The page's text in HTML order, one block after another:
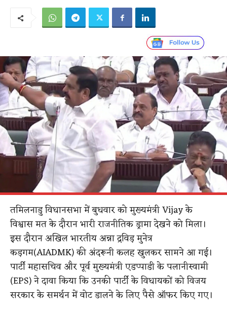
तमिलनाडु विधानसभा में बुधवार को मुख्यमंत्री Vijay के
विश्वास मत के दौरान भारी राजनीतिक ड्रामा देखने को मिला।
इस दौरान अखिल भारतीय अन्ना द्रविड़ मुनेत्र
कड़गम(AIADMK) की अंदरूनी कलह खुलकर सामने आ गई।
पार्टी महासचिव और पूर्व मुख्यमंत्री एडप्पाडी के पलानीस्वामी
(EPS) ने दावा किया कि उनकी पार्टी के विधायकों को विजय
सरकार के समर्थन में वोट डालने के लिए पैसे ऑफर किए गए।